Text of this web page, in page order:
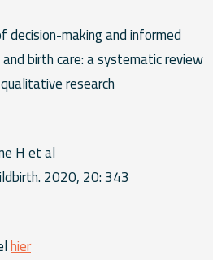
decision-making and informed
birth care: a systematic review
research
H et al
2020, 20: 343
hier